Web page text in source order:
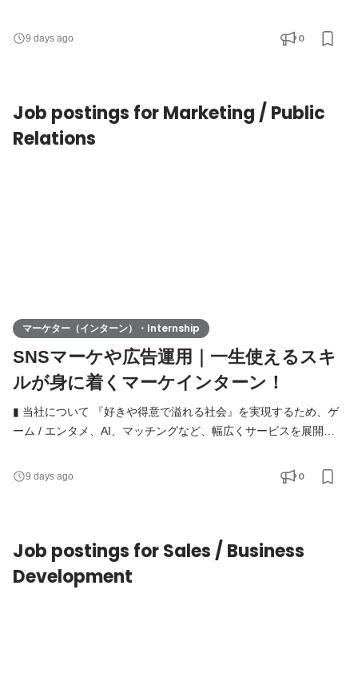
していただきたいです。 【具体的な業務内容】 ・従業員の働き方
を良くする人事企画 ・会社への帰属意識を強化させるイベント企
9 days ago 0
Job postings for Marketing / Public
Relations
マーケター（インターン）・Internship
SNSマーケや広告運用｜一生使えるスキ
ルが身に着くマーケインターン！
▮ 当社について 『好きや得意で溢れる社会』を実現するため、ゲ
ーム / エンタメ、AI、マッチングなど、幅広くサービスを展開し
マーマッチングサービス ・AI開発サービス ・建機レンタルマッチ
9 days ago 0
Job postings for Sales / Business
Development